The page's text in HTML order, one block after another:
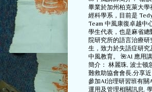
畢業於加州柏克萊大學
經科學系，目前是
Team 中風康復卓越中
學生代表，也是麻省總
院研究所的語言治療研
生，致力於失語症研究
中風教育。 🌺AI 應用
簡介： 林麗珠, 波士顿
難救助協會會長,分享近
參加AI治理研習班有關
運用及管理相關訊息.